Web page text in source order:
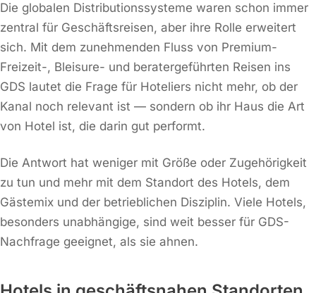
Die globalen Distributionssysteme waren schon immer
zentral für Geschäftsreisen, aber ihre Rolle erweitert
sich. Mit dem zunehmenden Fluss von Premium-
Freizeit-, Bleisure- und beratergeführten Reisen ins
GDS lautet die Frage für Hoteliers nicht mehr, ob der
Kanal noch relevant ist — sondern ob ihr Haus die Art
von Hotel ist, die darin gut performt.
Die Antwort hat weniger mit Größe oder Zugehörigkeit
zu tun und mehr mit dem Standort des Hotels, dem
Gästemix und der betrieblichen Disziplin. Viele Hotels,
besonders unabhängige, sind weit besser für GDS-
Nachfrage geeignet, als sie ahnen.